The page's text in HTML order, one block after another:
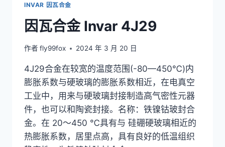
INVAR 因瓦合金
因瓦合金 Invar 4J29
作者 fly99fox 2024 年 3 月 20 日
4J29合金在较宽的温度范围(-80—450℃)内
膨胀系数与硬玻璃的膨胀系数相近，在电真空
工业中，用来与硬玻璃封接制造高气密性元器
件，也可以和陶瓷封接。名称：铁镍钴玻封合
金。在 20～450 ℃具有与 硅硼硬玻璃相近的
热膨胀系数，居里点高，具有良好的低温组织